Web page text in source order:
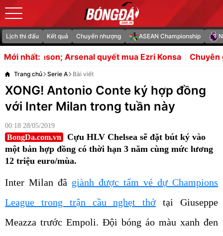
Lịch thi đấu Kết quả Chuyển nhượng ASEAN Championship
Mới nhất:
quyết mua Ezri Konsa Chuyên gia Thái Lan xót xa
Trang chủ Serie A Bài viết
XONG! Antonio Conte ký hợp đồng
với Inter Milan trong tuần này
00:18 28/05/2019
BongDa.com.vn
Cựu HLV Chelsea sẽ đặt bút ký vào
một bản hợp đồng có thời hạn 3 năm cùng mức lương
12 triệu euro/mùa.
Inter Milan đã giành được tấm vé dự Champions
League trong trận cầu nghẹt thở tại Giuseppe
Meazza trước Empoli. Đội bóng áo màu xanh đen